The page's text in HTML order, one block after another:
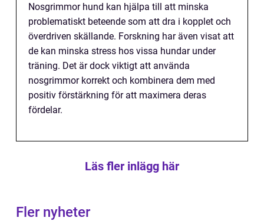
Nosgrimmor hund kan hjälpa till att minska
problematiskt beteende som att dra i kopplet och
överdriven skällande. Forskning har även visat att
de kan minska stress hos vissa hundar under
träning. Det är dock viktigt att använda
nosgrimmor korrekt och kombinera dem med
positiv förstärkning för att maximera deras
fördelar.
Läs fler inlägg här
Fler nyheter